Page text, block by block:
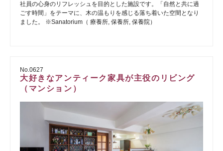
社員の心身のリフレッシュを目的とした施設です。「自然と共に過
ごす時間」をテーマに、木の温もりを感じる落ち着いた空間となり
ました。 ※Sanatorium（ 療養所, 保養所, 保養院）
No.0627
大好きなアンティーク家具が主役のリビング
（マンション）